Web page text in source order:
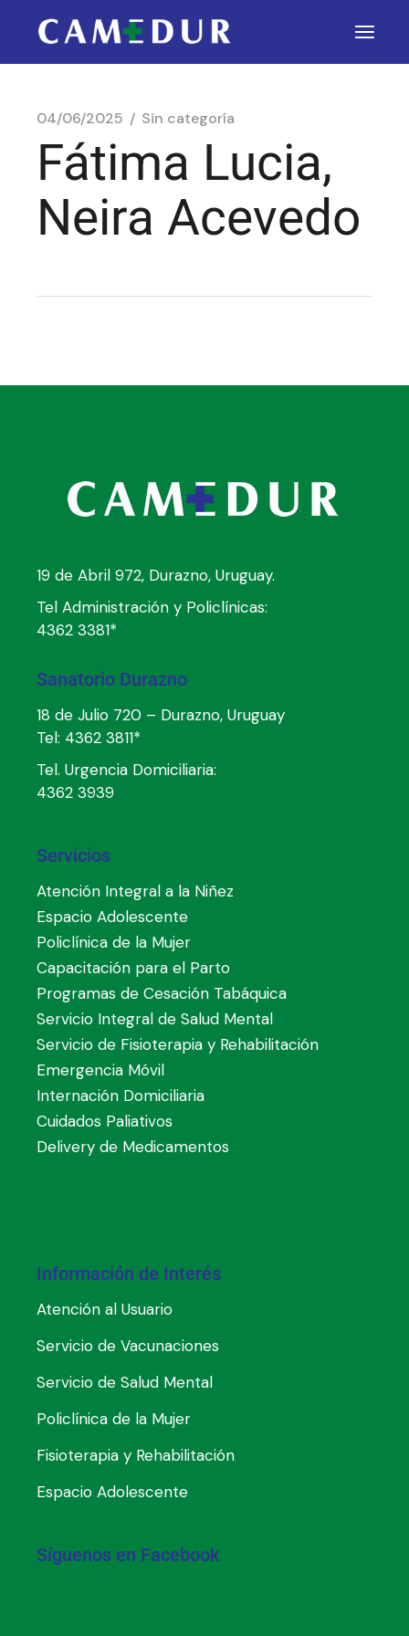
04/06/2025 Sin categoría
Fátima Lucia,
Neira Acevedo
19 de Abril 972, Durazno, Uruguay.
Tel Administración y Policlínicas:
4362 3381*
Sanatorio Durazno
18 de Julio 720 – Durazno, Uruguay
Tel: 4362 3811*
Tel. Urgencia Domiciliaria:
4362 3939
Servicios
Atención Integral a la Niñez
Espacio Adolescente
Policlínica de la Mujer
Capacitación para el Parto
Programas de Cesación Tabáquica
Servicio Integral de Salud Mental
Servicio de Fisioterapia y Rehabilitación
Emergencia Móvil
Internación Domiciliaria
Cuidados Paliativos
Delivery de Medicamentos
Información de Interés
Atención al Usuario
Servicio de Vacunaciones
Servicio de Salud Mental
Policlínica de la Mujer
Fisioterapia y Rehabilitación
Espacio Adolescente
Síguenos en Facebook